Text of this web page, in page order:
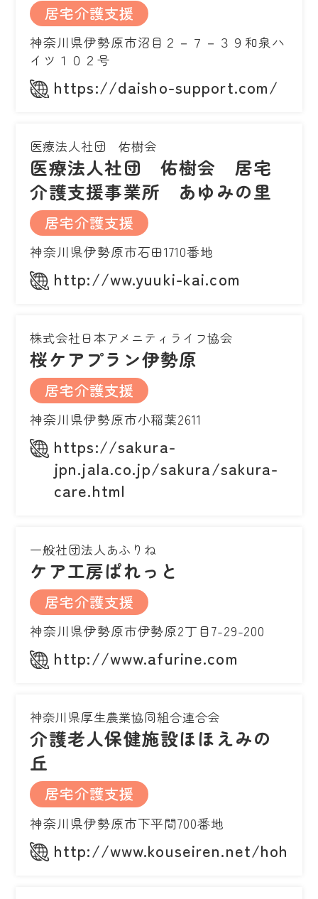
居宅介護支援
神奈川県伊勢原市沼目２－７－３９和泉ハ
イツ１０２号
https://daisho-support.com/
医療法人社団 佑樹会
医療法人社団 佑樹会 居宅
介護支援事業所 あゆみの里
居宅介護支援
神奈川県伊勢原市石田1710番地
http://ww.yuuki-kai.com
株式会社日本アメニティライフ協会
桜ケアプラン伊勢原
居宅介護支援
神奈川県伊勢原市小稲葉2611
https://sakura-
jpn.jala.co.jp/sakura/sakura-
care.html
一般社団法人あふりね
ケア工房ぱれっと
居宅介護支援
神奈川県伊勢原市伊勢原2丁目7-29-200
http://www.afurine.com
神奈川県厚生農業協同組合連合会
介護老人保健施設ほほえみの
丘
居宅介護支援
神奈川県伊勢原市下平間700番地
http://www.kouseiren.net/